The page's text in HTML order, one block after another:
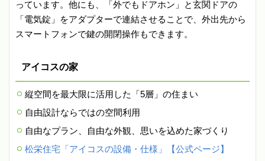
っています。他にも、「外でもドアホン」と玄関ドアの
「電気錠」をアダプターで連結させることで、外出先から
スマートフォンで鍵の開閉操作もできます。
アイコスの家
縦空間を最大限に活用した「5層」の住まい
自由設計ならではの空間利用
自由なプラン、自由な外観、思いを込めた家づくり
松栄住宅「アイコスの設備・仕様」【公式ページ】